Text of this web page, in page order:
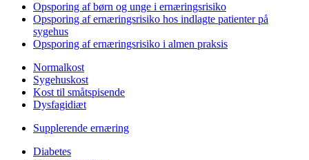
Opsporing af børn og unge i ernæringsrisiko
Opsporing af ernæringsrisiko hos indlagte patienter på
sygehus
Opsporing af ernæringsrisiko i almen praksis
Normalkost
Sygehuskost
Kost til småtspisende
Dysfagidiæt
Supplerende ernæring
Diabetes